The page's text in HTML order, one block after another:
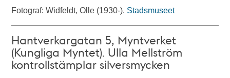
Fotograf: Widfeldt, Olle (1930-). Stadsmuseet
Hantverkargatan 5, Myntverket
(Kungliga Myntet). Ulla Mellström
kontrollstämplar silversmycken